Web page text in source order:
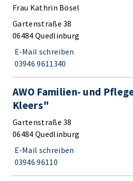
Frau Kathrin Bösel
Gartenstraße 38
06484 Quedlinburg
E-Mail schreiben
03946 9611340
AWO Familien- und
Kleers"
Gartenstraße 38
06484 Quedlinburg
E-Mail schreiben
03946 96110